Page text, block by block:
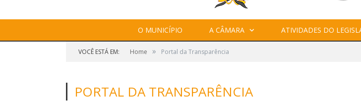
O MUNICÍPIO A CÂMARA ATIVIDADES DO
VOCÊ ESTÁ EM: Home » Portal da Transparência
PORTAL DA TRANSPARÊNCIA